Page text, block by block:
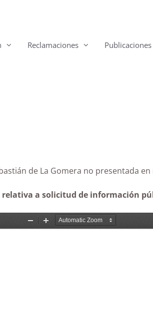
Reclamaciones Publicaciones
de La Gomera no
a solicitud de información